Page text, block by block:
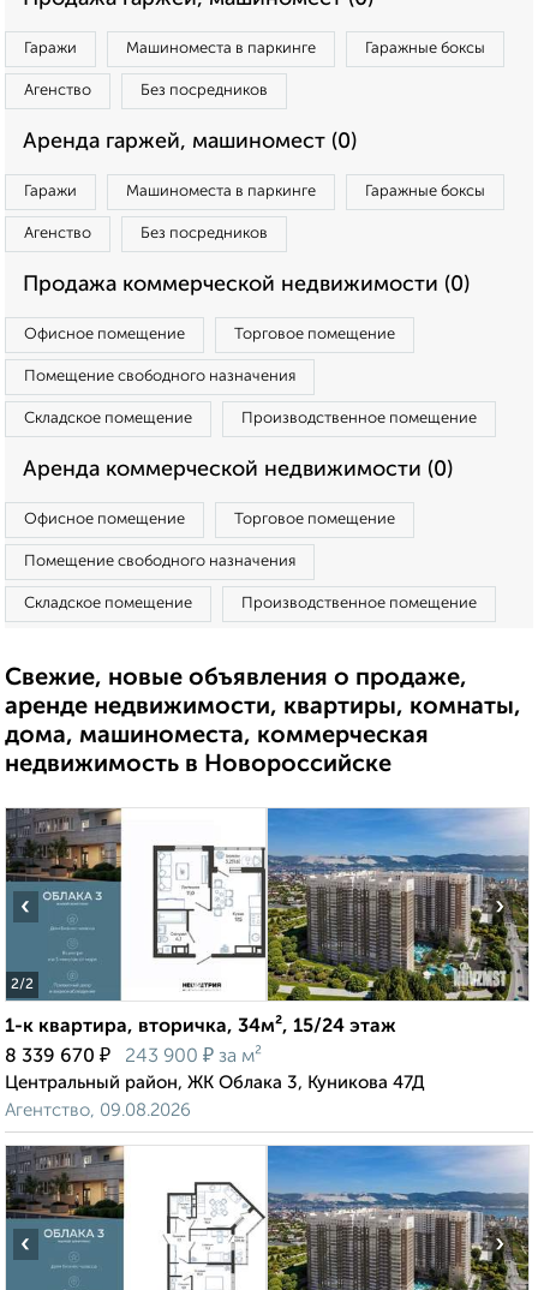
Гаражи Машиноместа в паркинге Гаражные боксы
Агенство Без посредников
Аренда гаржей, машиномест (0)
Гаражи Машиноместа в паркинге Гаражные боксы
Агенство Без посредников
Продажа коммерческой недвижимости (0)
Офисное помещение Торговое помещение
Помещение свободного назначения
Складское помещение Производственное помещение
Аренда коммерческой недвижимости (0)
Офисное помещение Торговое помещение
Помещение свободного назначения
Складское помещение Производственное помещение
Свежие, новые объявления о продаже,
аренде недвижимости, квартиры, комнаты,
дома, машиноместа, коммерческая
недвижимость в Новороссийске
2/2
‹ ›
1-к квартира, вторичка, 34м², 15/24 этаж
8 339 670 ₽ 243 900 ₽ за м²
Центральный район, ЖК Облака 3, Куникова 47Д
Агентство, 09.08.2026
‹ ›